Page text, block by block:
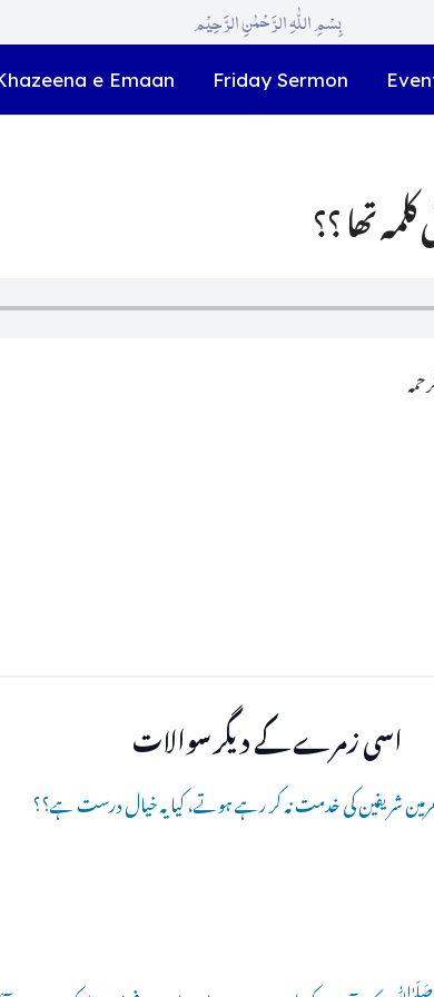
بِسْمِ اللّٰہِ الرَّحْمٰنِ الرَّحِیْم
e Emaan Friday Sermon
تھا ؟؟
اسی زمرے کے دیگر سوالات